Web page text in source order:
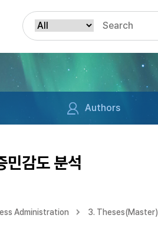
Authors
민감도 분석
Administration 3. Theses(Master)